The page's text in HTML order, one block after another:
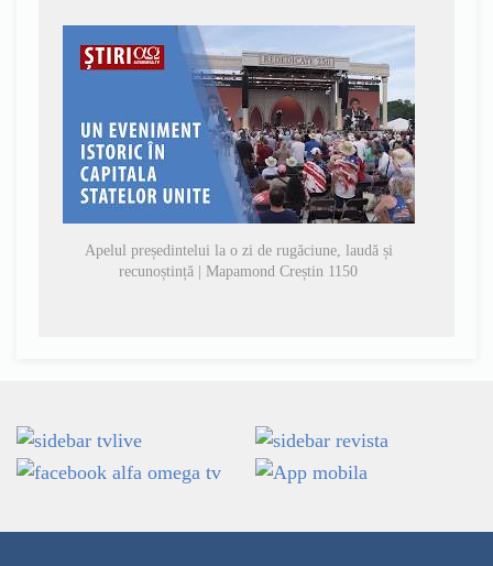
Apelul președintelui la o zi de rugăciune, laudă și
recunoștință | Mapamond Creștin 1150